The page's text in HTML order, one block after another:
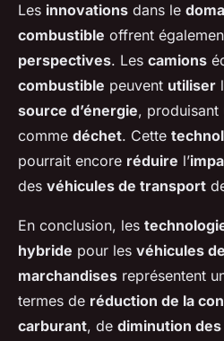
Les innovations dans le
combustible offrent
perspectives. Les camions
combustible peuvent utiliser
source d’énergie, produisant
comme déchet. Cette
pourrait encore réduire l’
des véhicules de transport
En conclusion, les
hybride pour les véhicules
marchandises représentent
termes de réduction de la
carburant, de diminution